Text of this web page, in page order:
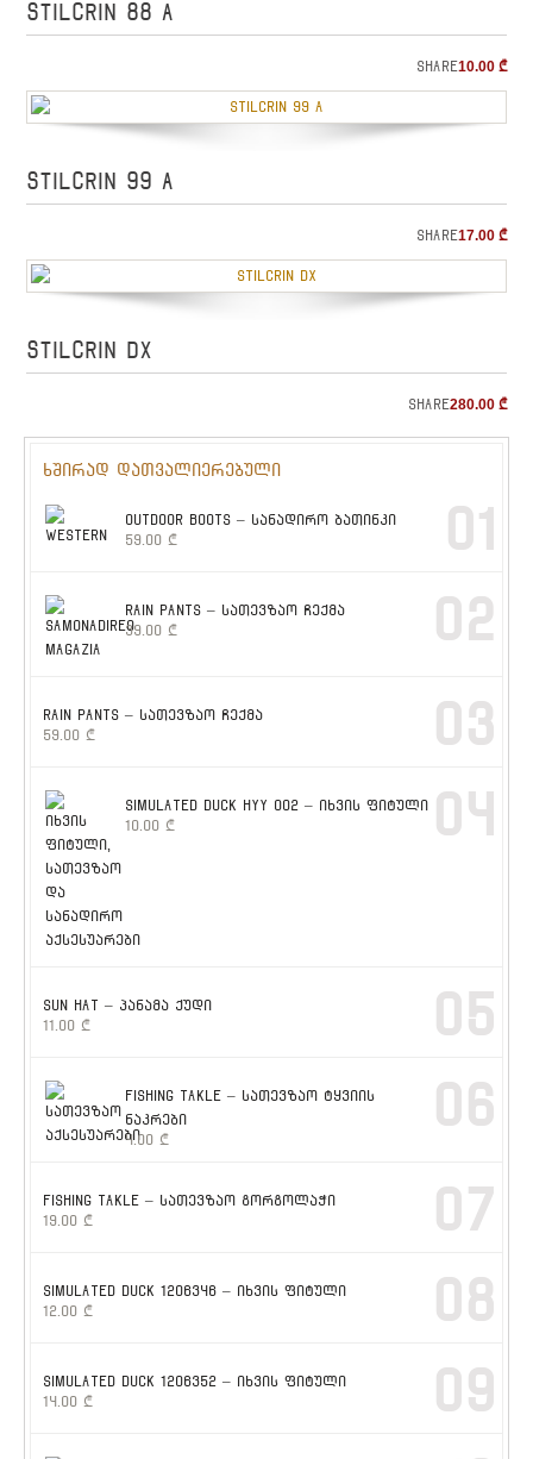
STILCRIN 88 A
10.00 ₾
Share
STILCRIN 99 A
17.00 ₾
Share
STILCRIN DX
280.00 ₾
Share
ხშირად დათვალიერებული
OUTDOOR BOOTS – სანადირო ბათინკი
59.00 ₾ 01
RAIN PANTS – სათევზაო ჩექმა
39.00 ₾ 02
RAIN PANTS – სათევზაო ჩექმა
59.00 ₾ 03
SIMULATED DUCK HYY 002 – იხვის ფიტული
10.00 ₾ 04
SUN HAT – პანამა ქუდი
11.00 ₾ 05
FISHING TAKLE – სათევზაო ტყვიის
ნაკრები
4.00 ₾
06
FISHING TAKLE – სათევზაო გორგოლაჭი
19.00 ₾ 07
SIMULATED DUCK 1206346 – იხვის ფიტული
12.00 ₾ 08
SIMULATED DUCK 1206352 – იხვის ფიტული
14.00 ₾ 09